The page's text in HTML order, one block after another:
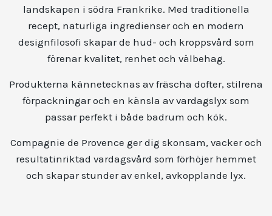
landskapen i södra Frankrike. Med traditionella
recept, naturliga ingredienser och en modern
designfilosofi skapar de hud- och kroppsvård som
förenar kvalitet, renhet och välbehag.
Produkterna kännetecknas av fräscha dofter, stilrena
förpackningar och en känsla av vardagslyx som
passar perfekt i både badrum och kök.
Compagnie de Provence ger dig skonsam, vacker och
resultatinriktad vardagsvård som förhöjer hemmet
och skapar stunder av enkel, avkopplande lyx.